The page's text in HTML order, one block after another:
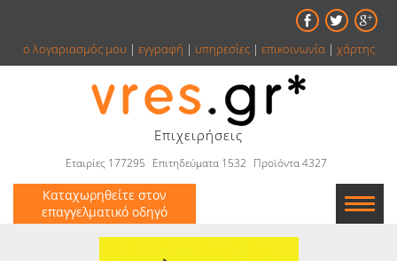
ο λογαριασμός μου | εγγραφή | υπηρεσίες| επικοινωνία| χάρτης
Επιχειρήσεις
Εταιρίες 177295 Επιτηδεύματα 1532 Προϊόντα 4327
Καταχωρηθείτε στον
επαγγελματικό οδηγό
Εταιρείες